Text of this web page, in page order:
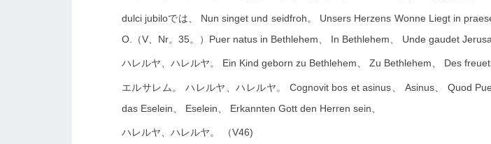
dulci jubiloでは、 Nun singet und seidfroh。 Unsers Herzens Wonne Liegt in
O.（V、Nr。35。）Puer natus in Bethlehem、 In Bethlehem、 Unde gaudet
ハレルヤ、ハレルヤ。 Ein Kind geborn zu Bethlehem、 Zu Bethlehem、 Des
エルサレム。 ハレルヤ、ハレルヤ。 Cognovit bos et asinus、 Asinus、 Quod
das Eselein、 Eselein、 Erkannten Gott den Herren sein、
ハレルヤ、ハレルヤ。 （V46)